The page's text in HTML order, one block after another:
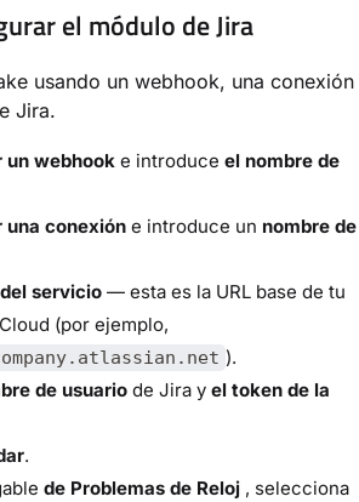
el módulo de Jira
usando un webhook, una conexión
Jira.
un webhook e introduce el nombre de
una conexión e introduce un nombre de
del servicio — esta es la URL base de tu
(por ejemplo,
).
de usuario de Jira y el token de la
.
de Problemas de Reloj , selecciona